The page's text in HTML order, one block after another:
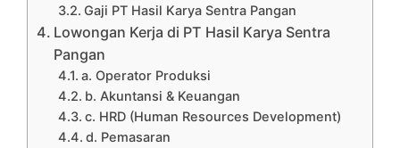
Gaji PT Hasil Karya Sentra Pangan
Lowongan Kerja di PT Hasil Karya Sentra
Pangan
a. Operator Produksi
b. Akuntansi & Keuangan
c. HRD (Human Resources Development)
d. Pemasaran